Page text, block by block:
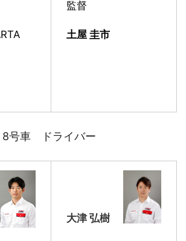
監督
土屋 圭市
号車 ドライバー
大津 弘樹